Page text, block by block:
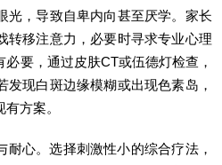
光，导致自卑内向甚至厌学。家长
转移注意力，必要时寻求专业心理
要，通过皮肤CT或伍德灯检查，
现白斑边缘模糊或出现色素岛，
方案。
耐心。选择刺激性小的综合疗法，